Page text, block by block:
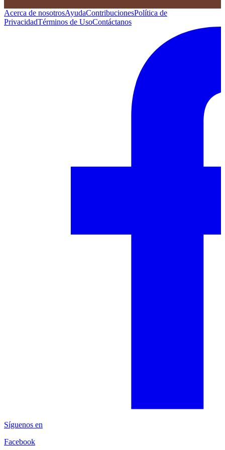
Acerca de nosotrosAyudaContribucionesPolítica de
PrivacidadTérminos de UsoContáctanos
Síguenos en
Facebook